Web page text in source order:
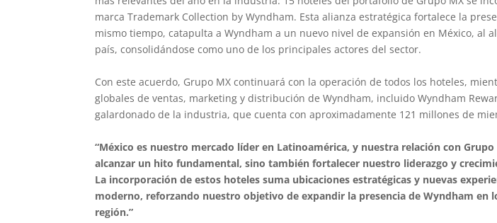
marca Trademark Collection by Wyndham. Esta alianza estratégica fortalece la
mismo tiempo, catapulta a Wyndham a un nuevo nivel de expansión en México, al
país, consolidándose como uno de los principales actores del sector.
Con este acuerdo, Grupo MX continuará con la operación de todos los hoteles,
globales de ventas, marketing y distribución de Wyndham, incluido Wyndham
galardonado de la industria, que cuenta con aproximadamente 121 millones de
“México es nuestro mercado líder en Latinoamérica, y nuestra relación con
alcanzar un hito fundamental, sino también fortalecer nuestro liderazgo y
La incorporación de estos hoteles suma ubicaciones estratégicas y nuevas
moderno, reforzando nuestro objetivo de expandir la presencia de Wyndham en
región.”